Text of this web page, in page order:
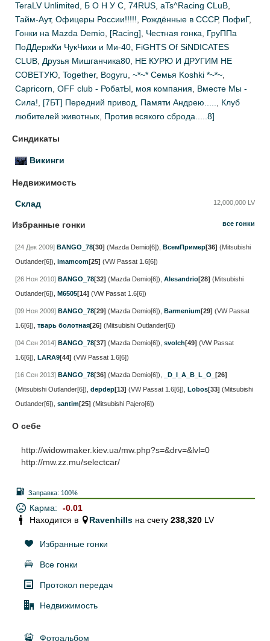
TeraLV Unlimited Б О Н У С 74RUS aTs^Racing CLuB
Тайм-Аут, Офицеры России!!!!! Рождённые в СССР, ПофиГ,
Гонки на Mazda Demio [Racing] Честная гонка
ГруППа
ПоДДержКи ЧукЧихи и Ми-40 FiGHTS Of SiNDICATES
CLUB Друзья Мишганчика80 НЕ КУРЮ И ДРУГИМ НЕ
СОВЕТУЮ Together, Bogyru ~*~* Семья Koshki *~*~
Capricorn ОFF club - РобатЫ моя компания
Вместе Мы -
Сила!
[7БТ] Передний привод Памяти Андрею.....
Клуб
любителей животных Против всякого сброда.....8]
Синдикаты
Викинги
Недвижимость
Склад 12,000,000 LV
Избранные гонки все гонки
[24 Дек 2009] BANGO_78[30] (Mazda Demio[6]) ВсемПример[36] (Mitsubishi
Outlander[6]) imamcom[25] (VW Passat 1.6[6])
[26 Ноя 2010] BANGO_78[32] (Mazda Demio[6]) Alesandrio[28] (Mitsubishi
Outlander[6]) M6505[14] (VW Passat 1.6[6])
[09 Ноя 2009] BANGO_78[29] (Mazda Demio[6]) Barmenium[29] (VW Passat
1.6[6]) тварь болотная[26] (Mitsubishi Outlander[6])
[04 Сен 2014] BANGO_78[37] (Mazda Demio[6]) svolch[49] (VW Passat
1.6[6]) LARA9[44] (VW Passat 1.6[6])
[16 Сен 2013] BANGO_78[36] (Mazda Demio[6]) _D_I_A_B_L_O_ [26]
(Mitsubishi Outlander[6]) depdep[13] (VW Passat 1.6[6]) Lobos[33] (Mitsubishi
Outlander[6]) santim[25] (Mitsubishi Pajero[6])
О себе
http://widowmaker.kiev.ua/mw.php?s=&drv=&lvl=0
http://mw.zz.mu/selectcar/
Заправка: 100%
Карма:
-0.01
Находится в
Ravenhills на счету 238,320 LV
Избранные гонки
Все гонки
Протокол передач
Недвижимость
Фотоальбом